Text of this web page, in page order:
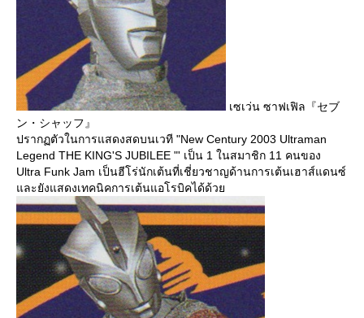
เซเว่น ซาฟเฟิล『セブ
ン・シャッフ』
ปรากฏตัวในการแสดงสดบนเวที "New Century 2003 Ultraman
Legend THE KING'S JUBILEE "' เป็น 1 ในสมาชิก 11 คนของ
Ultra Funk Jam เป็นฮีโร่นักเต้นที่เชี่ยวชาญด้านการเต้นเฮาส์แดนซ์
และยังแสดงเทคนิคการเต้นแอโรบิคได้ด้วย